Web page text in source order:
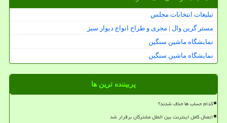
تبلیغات انتخابات مجلس
مستر گرین وال | مجری و طراح انواع دیوار سبز
نمایشگاه ماشین سنگین
نمایشگاه ماشین سنگین
پربیننده ترین ها
کدام حساب ها حذف شدند؟
اتصال کامل اینترنت بین الملل مشترکان برقرار شد